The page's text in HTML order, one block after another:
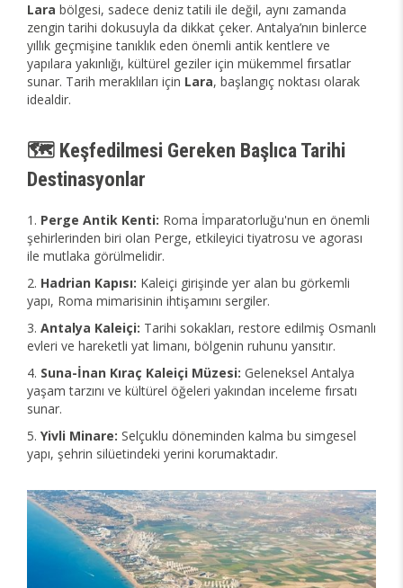
Lara bölgesi, sadece deniz tatili ile değil, aynı zamanda
zengin tarihi dokusuyla da dikkat çeker. Antalya’nın binlerce
yıllık geçmişine tanıklık eden önemli antik kentlere ve
yapılara yakınlığı, kültürel geziler için mükemmel fırsatlar
sunar. Tarih meraklıları için Lara, başlangıç noktası olarak
idealdir.
🗺️ Keşfedilmesi Gereken Başlıca Tarihi
Destinasyonlar
Perge Antik Kenti: Roma İmparatorluğu'nun en önemli
şehirlerinden biri olan Perge, etkileyici tiyatrosu ve agorası
ile mutlaka görülmelidir.
Hadrian Kapısı: Kaleiçi girişinde yer alan bu görkemli
yapı, Roma mimarisinin ihtişamını sergiler.
Antalya Kaleiçi: Tarihi sokakları, restore edilmiş Osmanlı
evleri ve hareketli yat limanı, bölgenin ruhunu yansıtır.
Suna-İnan Kıraç Kaleiçi Müzesi: Geleneksel Antalya
yaşam tarzını ve kültürel öğeleri yakından inceleme fırsatı
sunar.
Yivli Minare: Selçuklu döneminden kalma bu simgesel
yapı, şehrin silüetindeki yerini korumaktadır.